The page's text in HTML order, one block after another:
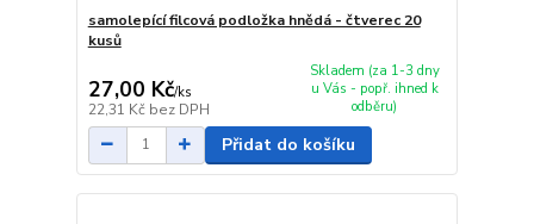
samolepící filcová podložka hnědá - čtverec 20
kusů
27,00 Kč/ks
22,31 Kč bez DPH
Skladem (za 1-3 dny
u Vás - popř. ihned k
odběru)
Přidat do košíku